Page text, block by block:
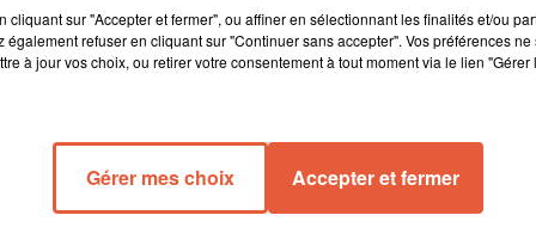
un Marcus Dove impénétrable. Fin du 1er quart temps (25-
laissant l'avantage à Cholet. (45-48) En 2ème période
d'insolence avec une pluie de points qui s'ajoutent à leur
(Aboudou - Dove).
entamé avec une belle avance pour les Fosséens. Le suspens
maladresse de la part de R.Lewis suivie d'une faute
sur l'issue du jeu.
cliquant sur "Accepter et fermer", ou affiner en sélectionnant les finalités et/ou
également refuser en cliquant sur "Continuer sans accepter". Vos préférences
à jour vos choix, ou retirer votre consentement à tout moment via le lien
Gérer mes choix Accepter et fermer